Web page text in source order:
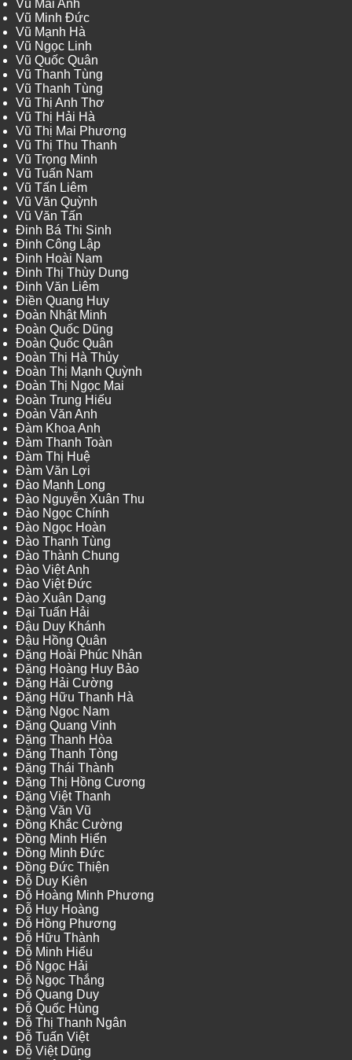
Vũ Mai Anh
Vũ Minh Đức
Vũ Mạnh Hà
Vũ Ngọc Linh
Vũ Quốc Quân
Vũ Thanh Tùng
Vũ Thanh Tùng
Vũ Thị Anh Thơ
Vũ Thị Hải Hà
Vũ Thị Mai Phương
Vũ Thị Thu Thanh
Vũ Trọng Minh
Vũ Tuấn Nam
Vũ Tấn Liêm
Vũ Văn Quỳnh
Vũ Văn Tấn
Đinh Bá Thi Sinh
Đinh Công Lập
Đinh Hoài Nam
Đinh Thị Thùy Dung
Đinh Văn Liêm
Điền Quang Huy
Đoàn Nhật Minh
Đoàn Quốc Dũng
Đoàn Quốc Quân
Đoàn Thị Hà Thủy
Đoàn Thị Mạnh Quỳnh
Đoàn Thị Ngọc Mai
Đoàn Trung Hiếu
Đoàn Văn Anh
Đàm Khoa Anh
Đàm Thanh Toàn
Đàm Thị Huệ
Đàm Văn Lợi
Đào Mạnh Long
Đào Nguyễn Xuân Thu
Đào Ngọc Chính
Đào Ngọc Hoàn
Đào Thanh Tùng
Đào Thành Chung
Đào Việt Anh
Đào Việt Đức
Đào Xuân Dạng
Đại Tuấn Hải
Đậu Duy Khánh
Đậu Hồng Quân
Đặng Hoài Phúc Nhân
Đặng Hoàng Huy Bảo
Đặng Hải Cường
Đặng Hữu Thanh Hà
Đặng Ngọc Nam
Đặng Quang Vinh
Đặng Thanh Hòa
Đặng Thanh Tòng
Đặng Thái Thành
Đặng Thị Hồng Cương
Đặng Việt Thanh
Đặng Văn Vũ
Đồng Khắc Cường
Đồng Minh Hiển
Đồng Minh Đức
Đồng Đức Thiện
Đỗ Duy Kiên
Đỗ Hoàng Minh Phương
Đỗ Huy Hoàng
Đỗ Hồng Phương
Đỗ Hữu Thành
Đỗ Minh Hiếu
Đỗ Ngọc Hải
Đỗ Ngọc Thắng
Đỗ Quang Duy
Đỗ Quốc Hùng
Đỗ Thị Thanh Ngân
Đỗ Tuấn Việt
Đỗ Việt Dũng